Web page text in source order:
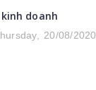
doanh
20/08/2020